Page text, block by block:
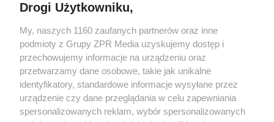
Żaden utwór zamieszczony w serwisie nie może być powielany i
rozpowszechniany lub dalej rozpowszechniany w jakikolwiek sposób (w
tym także elektroniczny lub mechaniczny) na jakimkolwiek polu
eksploatacji w jakiejkolwiek formie, włącznie z umieszczaniem w
Internecie bez pisemnej zgody właściciela praw. Jakiekolwiek użycie lub
wykorzystanie utworów w całości lub w części z naruszeniem prawa,
tzn. bez właściwej zgody, jest zabronione pod groźbą kary i może być
ścigane prawnie.
Drogi Użytkowniku,
My, naszych 1160 zaufanych partnerów oraz inne
podmioty z Grupy ZPR Media uzyskujemy dostęp i
przechowujemy informacje na urządzeniu oraz
przetwarzamy dane osobowe, takie jak unikalne
identyfikatory, standardowe informacje wysyłane przez
urządzenie czy dane przeglądania w celu zapewniania
spersonalizowanych reklam, wybór spersonalizowanych